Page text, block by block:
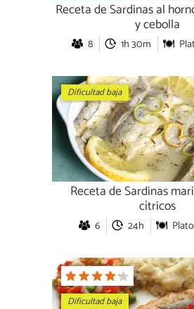
Receta de Sardinas al
y cebolla
8 1h 30m
Dificultad baja
Receta de Sardinas
cítricos
6 24h
Dificultad baja